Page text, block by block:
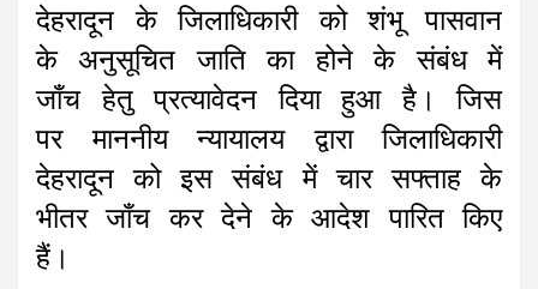
देहरादून के जिलाधिकारी को शंभू पासवान
के अनुसूचित जाति का होने के संबंध में
जाँच हेतु प्रत्यावेदन दिया हुआ है। जिस
पर माननीय न्यायालय द्वारा जिलाधिकारी
देहरादून को इस संबंध में चार सफ्ताह के
भीतर जाँच कर देने के आदेश पारित किए
हैं।